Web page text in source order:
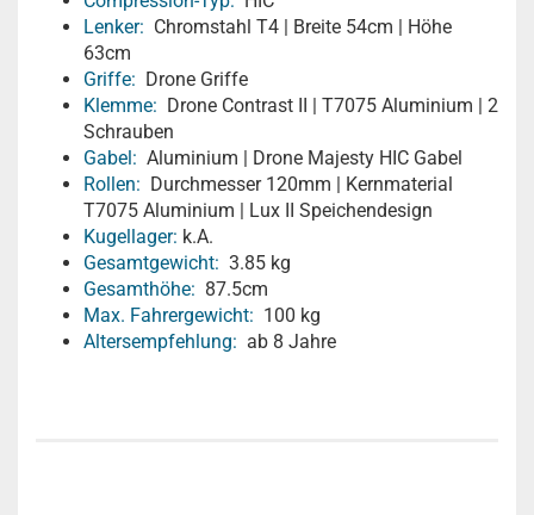
Lenker: Chromstahl T4 | Breite 54cm | Höhe
63cm
Griffe: Drone Griffe
Klemme: Drone Contrast II | T7075 Aluminium | 2
Schrauben
Gabel: Aluminium | Drone Majesty HIC Gabel
Rollen: Durchmesser 120mm | Kernmaterial
T7075 Aluminium | Lux II Speichendesign
Kugellager: k.A.
Gesamtgewicht: 3.85 kg
Gesamthöhe: 87.5cm
Max. Fahrergewicht: 100 kg
Altersempfehlung: ab 8 Jahre